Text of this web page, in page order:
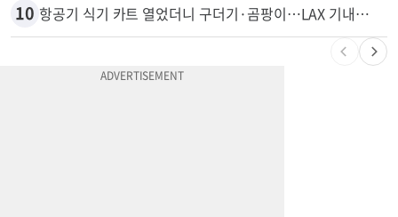
10 항공기 식기 카트 열었더니 구더기·곰팡이…LAX 기내식 업체 논란